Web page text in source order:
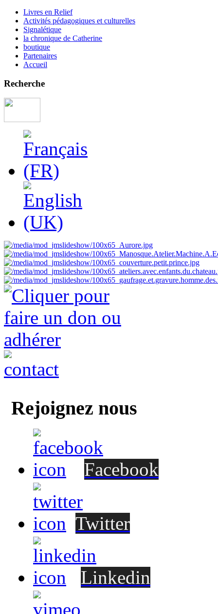
Livres en Relief
Activités pédagogiques et culturelles
Signalétique
la chronique de Catherine
boutique
Partenaires
Accueil
Recherche
Rejoignez nous
Facebook
Twitter
Linkedin